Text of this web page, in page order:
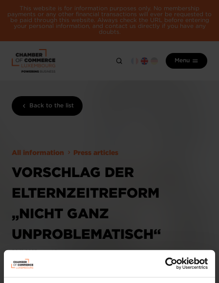
This website is for information purposes only. No membership
payments or any other financial transactions will ever be requested to
be paid through this website. Always check the URL before entering
your personal information, and contact us directly if you have any
doubts.
Menu
Back to the list
All information Press articles
VORSCHLAG DER
ELTERNZEITREFORM
„NICHT GANZ
UNPROBLEMATISCH“